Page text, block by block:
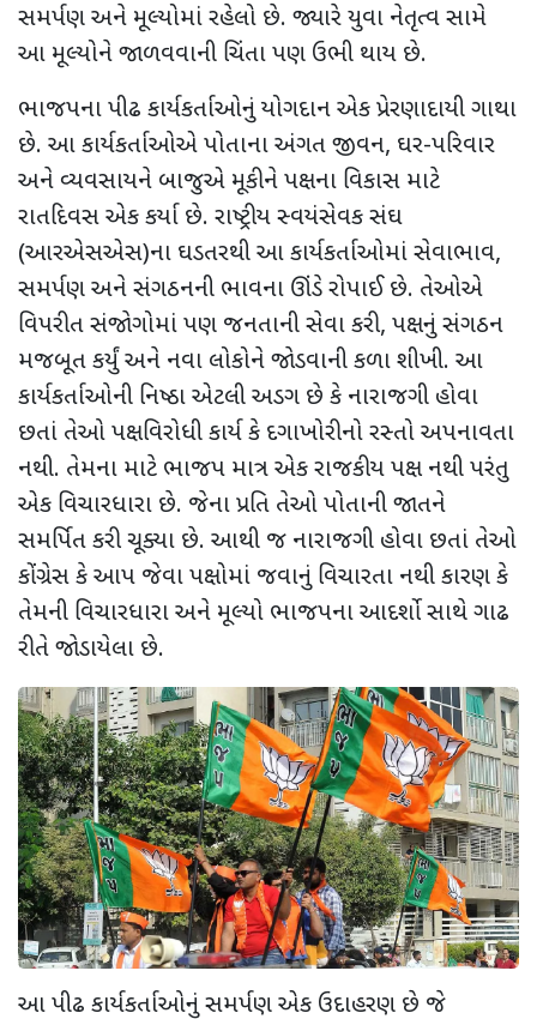
સમર્પણ અને મૂલ્યોમાં રહેલો છે. જ્યારે યુવા નેતૃત્વ સામે
આ મૂલ્યોને જાળવવાની ચિંતા પણ ઉભી થાય છે.
ભાજપના પીઢ કાર્યકર્તાઓનું યોગદાન એક પ્રેરણાદાયી ગાથા
છે. આ કાર્યકર્તાઓએ પોતાના અંગત જીવન, ઘર-પરિવાર
અને વ્યવસાયને બાજુએ મૂકીને પક્ષના વિકાસ માટે
રાતદિવસ એક કર્યા છે. રાષ્ટ્રીય સ્વયંસેવક સંઘ
(આરએસએસ)ના ઘડતરથી આ કાર્યકર્તાઓમાં સેવાભાવ,
સમર્પણ અને સંગઠનની ભાવના ઊંડે રોપાઈ છે. તેઓએ
વિપરીત સંજોગોમાં પણ જનતાની સેવા કરી, પક્ષનું સંગઠન
મજબૂત કર્યું અને નવા લોકોને જોડવાની કળા શીખી. આ
કાર્યકર્તાઓની નિષ્ઠા એટલી અડગ છે કે નારાજગી હોવા
છતાં તેઓ પક્ષવિરોધી કાર્ય કે દગાખોરીનો રસ્તો અપનાવતા
નથી. તેમના માટે ભાજપ માત્ર એક રાજકીય પક્ષ નથી પરંતુ
એક વિચારધારા છે. જેના પ્રતિ તેઓ પોતાની જાતને
સમર્પિત કરી ચૂક્યા છે. આથી જ નારાજગી હોવા છતાં તેઓ
કોંગ્રેસ કે આપ જેવા પક્ષોમાં જવાનું વિચારતા નથી કારણ કે
તેમની વિચારધારા અને મૂલ્યો ભાજપના આદર્શો સાથે ગાઢ
રીતે જોડાયેલા છે.
આ પીઢ કાર્યકર્તાઓનું સમર્પણ એક ઉદાહરણ છે જે